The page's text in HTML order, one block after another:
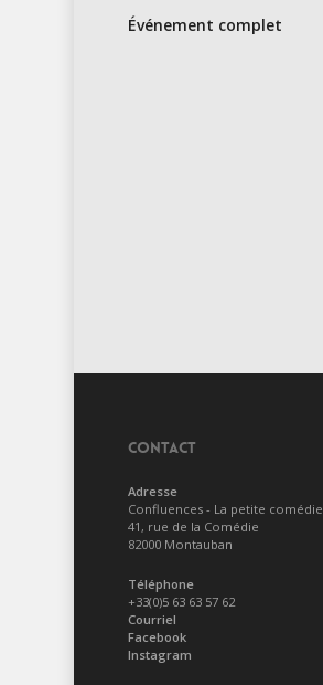
Événement complet
CONTACT
Adresse
Confluences - La petite comédie
41, rue de la Comédie
82000 Montauban
Téléphone
+33(0)5 63 63 57 62
Courriel
Facebook
Instagram